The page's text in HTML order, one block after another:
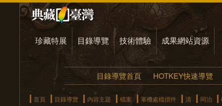
珍藏特展 目錄導覽 技術體驗 成果網站資源
目錄導覽首頁 HOTKEY快速導覽
首頁 目錄導覽 內容主題 檔案 軍機處檔摺件 清 同治